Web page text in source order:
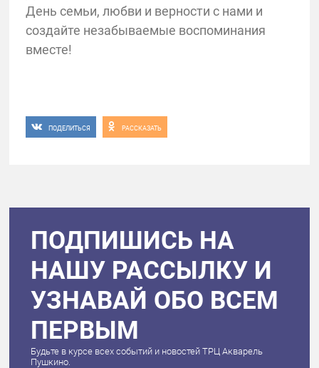
День семьи, любви и верности с нами и
создайте незабываемые воспоминания
вместе!
ПОДЕЛИТЬСЯ РАССКАЗАТЬ
ПОДПИШИСЬ НА
НАШУ РАССЫЛКУ И
УЗНАВАЙ ОБО ВСЕМ
ПЕРВЫМ
Будьте в курсе всех событий и новостей ТРЦ Акварель
Пушкино.